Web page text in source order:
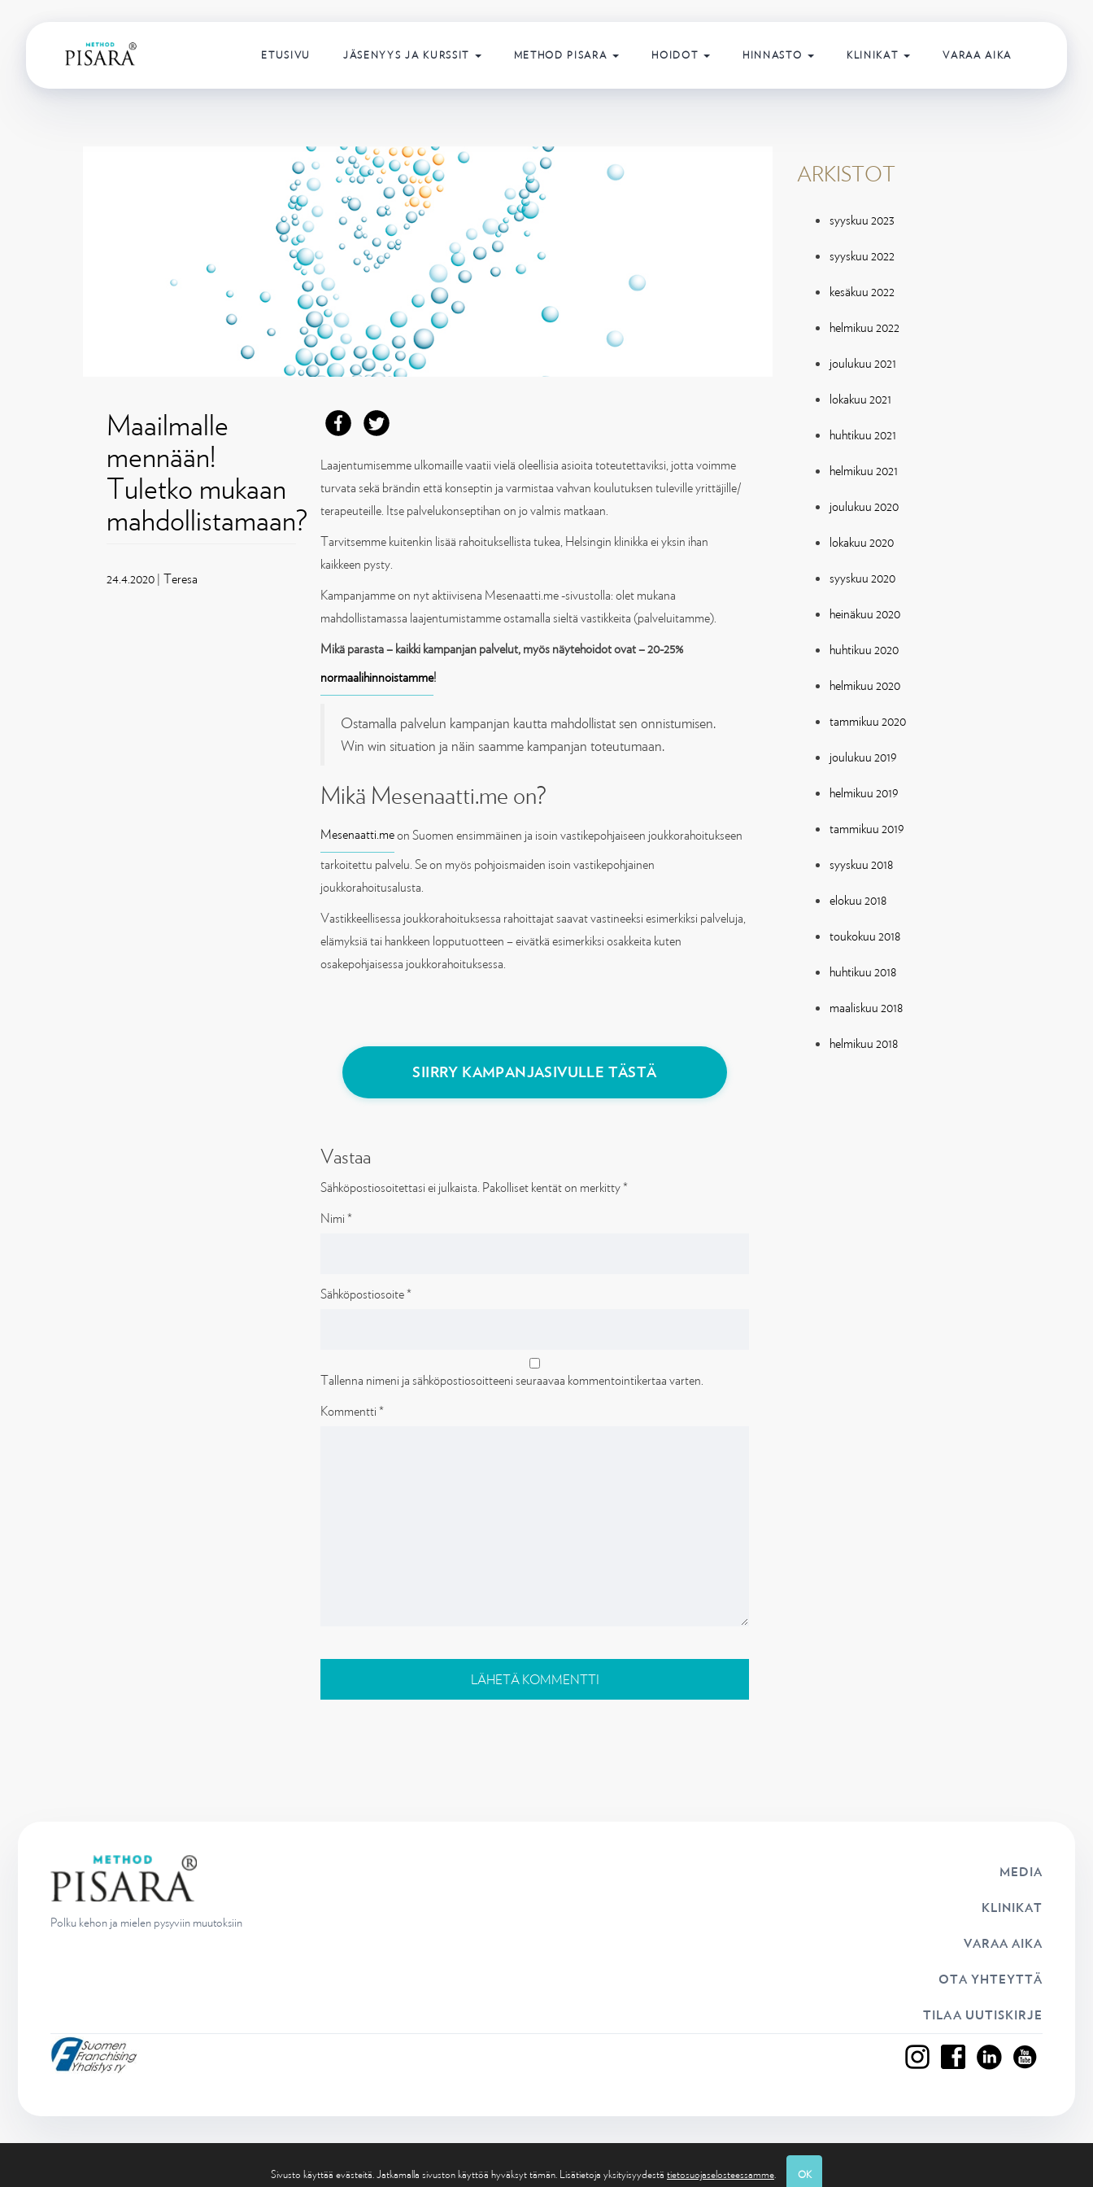
ETUSIVU JÄSENYYS JA KURSSIT METHOD PISARA HOIDOT HINNASTO KLINIKAT VARAA AIKA
Maailmalle
mennään!
Tuletko mukaan
mahdollistamaan?
24.4.2020| Teresa
Laajentumisemme ulkomaille vaatii vielä oleellisia asioita toteutettaviksi, jotta voimme
turvata sekä brändin että konseptin ja varmistaa vahvan koulutuksen tuleville yrittäjille/
terapeuteille. Itse palvelukonseptihan on jo valmis matkaan.
Tarvitsemme kuitenkin lisää rahoituksellista tukea, Helsingin klinikka ei yksin ihan
kaikkeen pysty.
Kampanjamme on nyt aktiivisena Mesenaatti.me -sivustolla: olet mukana
mahdollistamassa laajentumistamme ostamalla sieltä vastikkeita (palveluitamme).
Mikä parasta – kaikki kampanjan palvelut, myös näytehoidot ovat – 20-25%
normaalihinnoistamme!
Ostamalla palvelun kampanjan kautta mahdollistat sen onnistumisen.
Win win situation ja näin saamme kampanjan toteutumaan.
Mikä Mesenaatti.me on?
Mesenaatti.meon Suomen ensimmäinen ja isoin vastikepohjaiseen joukkorahoitukseen
tarkoitettu palvelu. Se on myös pohjoismaiden isoin vastikepohjainen
joukkorahoitusalusta.
Vastikkeellisessa joukkorahoituksessa rahoittajat saavat vastineeksi esimerkiksi palveluja,
elämyksiä tai hankkeen lopputuotteen – eivätkä esimerkiksi osakkeita kuten
osakepohjaisessa joukkorahoituksessa.
SIIRRY KAMPANJASIVULLE TÄSTÄ
Vastaa
Sähköpostiosoitettasi ei julkaista. Pakolliset kentät on merkitty*
Nimi*
Sähköpostiosoite*
Tallenna nimeni ja sähköpostiosoitteeni seuraavaa kommentointikertaa varten.
Kommentti*
ARKISTOT
syyskuu 2023
syyskuu 2022
kesäkuu 2022
helmikuu 2022
joulukuu 2021
lokakuu 2021
huhtikuu 2021
helmikuu 2021
joulukuu 2020
lokakuu 2020
syyskuu 2020
heinäkuu 2020
huhtikuu 2020
helmikuu 2020
tammikuu 2020
joulukuu 2019
helmikuu 2019
tammikuu 2019
syyskuu 2018
elokuu 2018
toukokuu 2018
huhtikuu 2018
maaliskuu 2018
helmikuu 2018
Polku kehon ja mielen pysyviin muutoksiin
MEDIA
KLINIKAT
VARAA AIKA
OTA YHTEYTTÄ
TILAA UUTISKIRJE
Sivusto käyttää evästeitä. Jatkamalla sivuston käyttöä hyväksyt tämän. Lisätietoja yksityisyydestä tietosuojaselosteessamme. OK